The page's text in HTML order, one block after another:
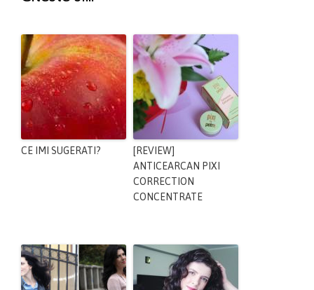
CE IMI SUGERATI?
[REVIEW]
ANTICEARCAN PIXI
CORRECTION
CONCENTRATE